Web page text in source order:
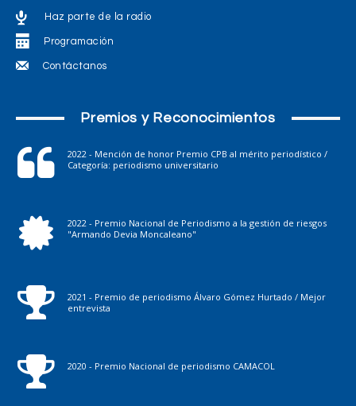
Haz parte de la radio
Programación
Contáctanos
Premios y Reconocimientos
2022 - Mención de honor Premio CPB al mérito periodístico /
Categoría: periodismo universitario
2022 - Premio Nacional de Periodismo a la gestión de riesgos
"Armando Devia Moncaleano"
2021 - Premio de periodismo Álvaro Gómez Hurtado / Mejor
entrevista
2020 - Premio Nacional de periodismo CAMACOL